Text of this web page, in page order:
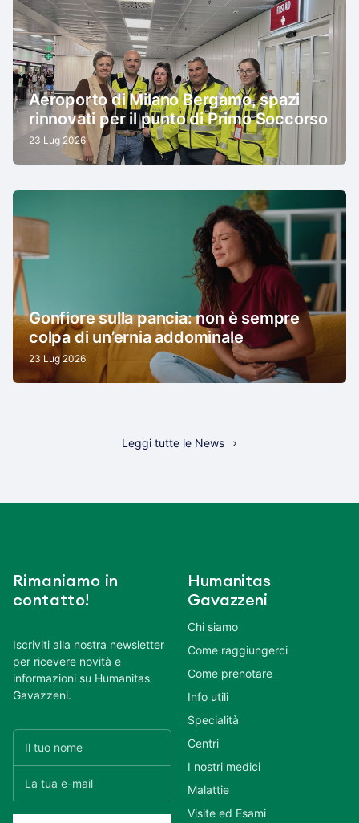
Aeroporto di Milano Bergamo, spazi
rinnovati per il punto di Primo Soccorso
23 Lug 2026
Gonfiore sulla pancia: non è sempre
colpa di un’ernia addominale
23 Lug 2026
Leggi tutte le News
Rimaniamo in
contatto!
Iscriviti alla nostra newsletter
per ricevere novità e
informazioni su Humanitas
Gavazzeni.
Humanitas
Gavazzeni
Chi siamo
Come raggiungerci
Come prenotare
Info utili
Specialità
Centri
I nostri medici
Malattie
Visite ed Esami